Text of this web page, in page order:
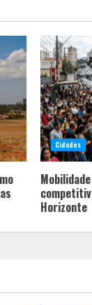
Cidades
Horizonte